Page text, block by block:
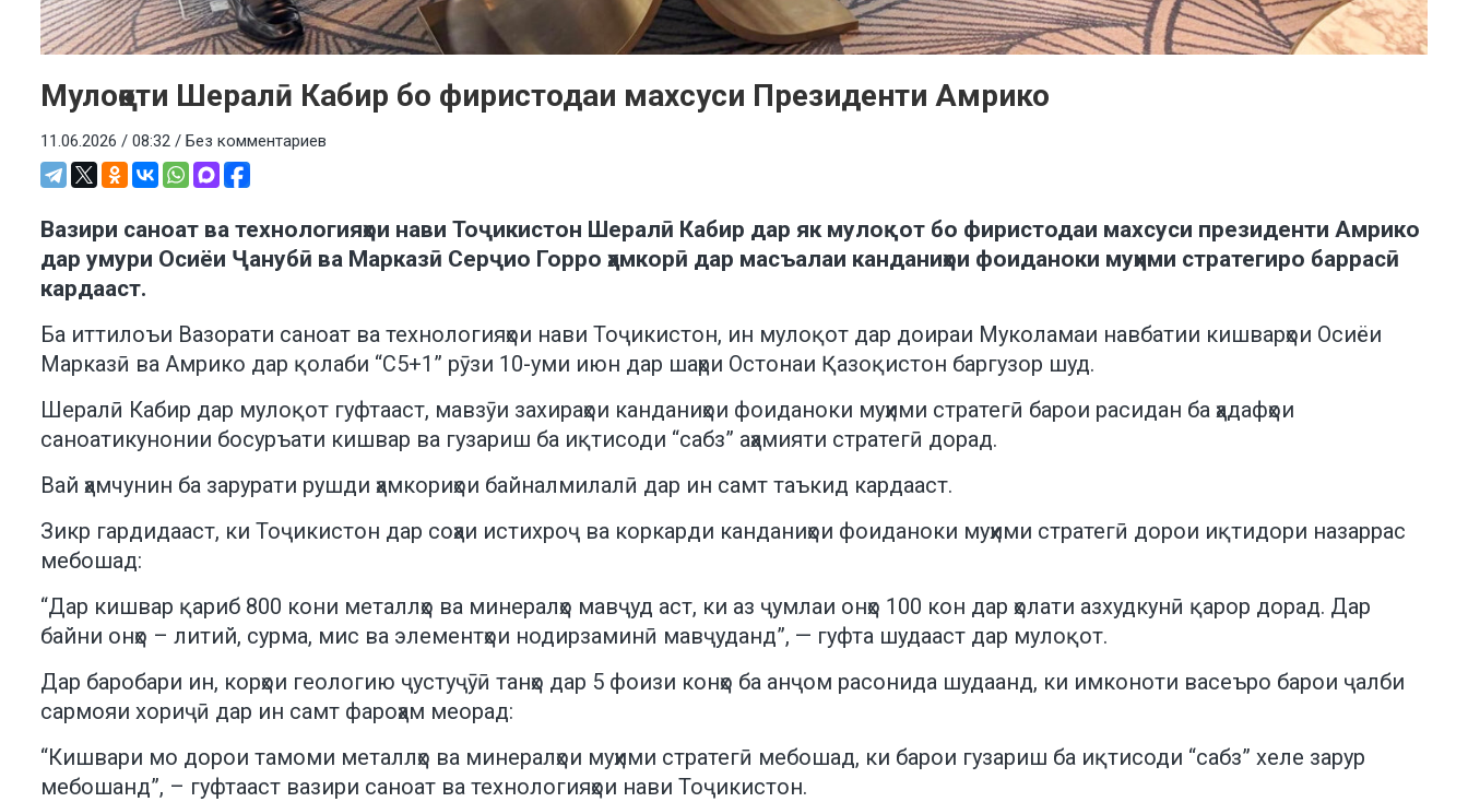
Мулоқоти Шералӣ Кабир бо фиристодаи махсуси Президенти Амрико
11.06.2026 / 08:32 / Без комментариев
Вазири саноат ва технологияҳои нави Тоҷикистон Шералӣ Кабир дар як мулоқот бо фиристодаи махсуси президенти Амрико
дар умури Осиёи Ҷанубӣ ва Марказӣ Серҷио Горро ҳамкорӣ дар масъалаи канданиҳои фоиданоки муҳими стратегиро баррасӣ
кардааст.
Ба иттилоъи Вазорати саноат ва технологияҳои нави Тоҷикистон, ин мулоқот дар доираи Муколамаи навбатии кишварҳои Осиёи
Марказӣ ва Амрико дар қолаби “C5+1” рӯзи 10-уми июн дар шаҳри Остонаи Қазоқистон баргузор шуд.
Шералӣ Кабир дар мулоқот гуфтааст, мавзӯи захираҳои канданиҳои фоиданоки муҳими стратегӣ барои расидан ба ҳадафҳои
саноатикунонии босуръати кишвар ва гузариш ба иқтисоди “сабз” аҳамияти стратегӣ дорад.
Вай ҳамчунин ба зарурати рушди ҳамкориҳои байналмилалӣ дар ин самт таъкид кардааст.
Зикр гардидааст, ки Тоҷикистон дар соҳаи истихроҷ ва коркарди канданиҳои фоиданоки муҳими стратегӣ дорои иқтидори назаррас
мебошад:
“Дар кишвар қариб 800 кони металлҳо ва минералҳо мавҷуд аст, ки аз ҷумлаи онҳо 100 кон дар ҳолати азхудкунӣ қарор дорад. Дар
байни онҳо – литий, сурма, мис ва элементҳои нодирзаминӣ мавҷуданд”, — гуфта шудааст дар мулоқот.
Дар баробари ин, корҳои геологию ҷустуҷӯӣ танҳо дар 5 фоизи конҳо ба анҷом расонида шудаанд, ки имконоти васеъро барои ҷалби
сармояи хориҷӣ дар ин самт фароҳам меорад:
“Кишвари мо дорои тамоми металлҳо ва минералҳои муҳими стратегӣ мебошад, ки барои гузариш ба иқтисоди “сабз” хеле зарур
мебошанд”, – гуфтааст вазири саноат ва технологияҳои нави Тоҷикистон.